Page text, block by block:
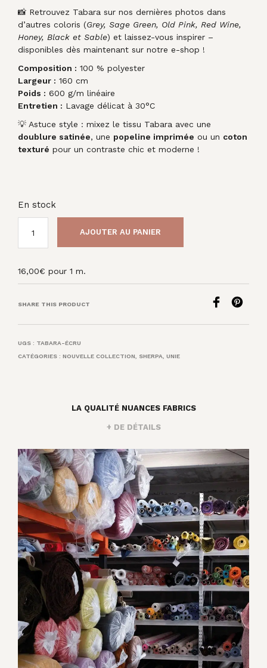
📸 Retrouvez Tabara sur nos dernières photos dans
d’autres coloris (Grey, Sage Green, Old Pink, Red Wine,
Honey, Black et Sable) et laissez-vous inspirer –
disponibles dès maintenant sur notre e-shop !
Composition : 100 % polyester
Largeur : 160 cm
Poids : 600 g/m linéaire
Entretien : Lavage délicat à 30°C
💡 Astuce style : mixez le tissu Tabara avec une
doublure satinée, une popeline imprimée ou un coton
texturé pour un contraste chic et moderne !
En stock
AJOUTER AU PANIER
16,00€ pour 1 m.
SHARE THIS PRODUCT
UGS : TABARA-ÉCRU
CATÉGORIES : NOUVELLE COLLECTION SHERPA UNIE
LA QUALITÉ NUANCES FABRICS
+ DE DÉTAILS